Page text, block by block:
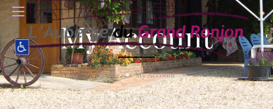
My Account
Home My Account